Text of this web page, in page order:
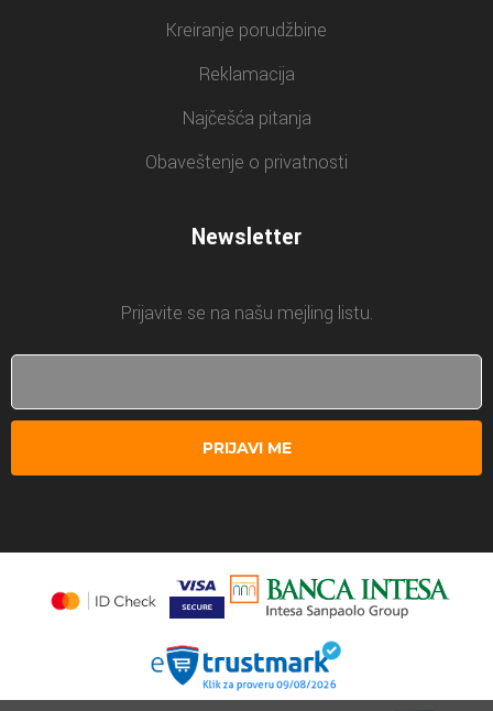
Kreiranje porudžbine
Reklamacija
Najčešća pitanja
Obaveštenje o privatnosti
Newsletter
Prijavite se na našu mejling listu.
PRIJAVI ME